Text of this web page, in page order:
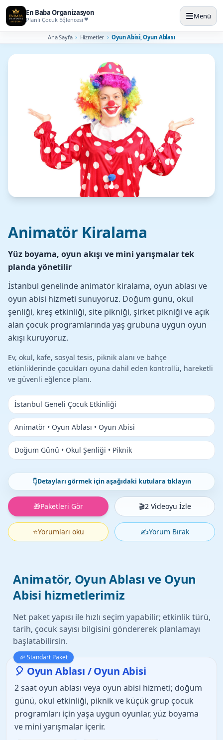
En Baba Organizasyon
Planlı Çocuk Eğlencesi Menü
Ana Sayfa Hizmetler Oyun Abisi, Oyun Ablası
Animatör Kiralama
Doğum günü, okul şenliği ve piknik için kontrollü
çocuk eğlence akışı
İstanbul genelinde animatör kiralama, oyun ablası ve
oyun abisi hizmeti sunuyoruz. Doğum günü, okul
şenliği, kreş etkinliği, site pikniği, şirket pikniği ve açık
alan çocuk programlarında yaş grubuna uygun oyun
akışı kuruyoruz.
Ev, okul, kafe, sosyal tesis, piknik alanı ve bahçe
etkinliklerinde çocukları oyuna dahil eden kontrollü, hareketli
ve güvenli eğlence planı.
İstanbul Geneli Çocuk Etkinliği
Animatör • Oyun Ablası • Oyun Abisi
Doğum Günü • Okul Şenliği • Piknik
👇Detayları görmek için aşağıdaki kutulara tıklayın
🎁Paketleri Gör 🎬2 Videoyu İzle
⭐Yorumları oku ✍️Yorum Bırak
Animatör, Oyun Ablası ve Oyun
Abisi hizmetlerimiz
Net paket yapısı ile hızlı seçim yapabilir; etkinlik türü,
tarih, çocuk sayısı bilgisini göndererek planlamayı
başlatabilirsin.
🎉 Standart Paket
🎈 Oyun Ablası / Oyun Abisi
2 saat oyun ablası veya oyun abisi hizmeti; doğum
günü, okul etkinliği, piknik ve küçük grup çocuk
programları için yaşa uygun oyunlar, yüz boyama
ve mini yarışmalar içerir.